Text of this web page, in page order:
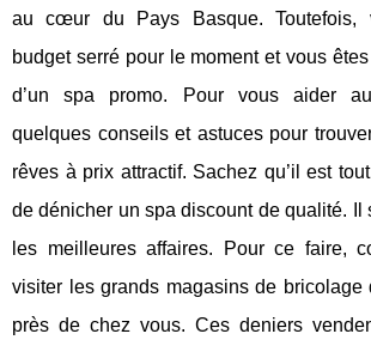
au cœur du Pays Basque. Toutefois,
budget serré pour le moment et vous
d’un spa promo. Pour vous aider
quelques conseils et astuces pour
rêves à prix attractif. Sachez qu’il est
de dénicher un spa discount de qualité. Il
les meilleures affaires. Pour ce faire,
visiter les grands magasins de bricolage
près de chez vous. Ces deniers